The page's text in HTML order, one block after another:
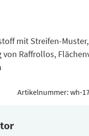
mit Streifen-
Raffrollos,
Artikelnummer: wh-